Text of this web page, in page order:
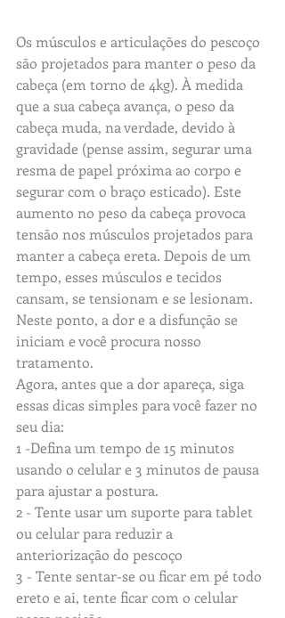
Os músculos e articulações do pescoço
são projetados para manter o peso da
cabeça (em torno de 4kg). À medida
que a sua cabeça avança, o peso da
cabeça muda, na verdade, devido à
gravidade (pense assim, segurar uma
resma de papel próxima ao corpo e
segurar com o braço esticado). Este
aumento no peso da cabeça provoca
tensão nos músculos projetados para
manter a cabeça ereta. Depois de um
tempo, esses músculos e tecidos
cansam, se tensionam e se lesionam.
Neste ponto, a dor e a disfunção se
iniciam e você procura nosso
tratamento.
Agora, antes que a dor apareça, siga
essas dicas simples para você fazer no
seu dia:
1 -Defina um tempo de 15 minutos
usando o celular e 3 minutos de pausa
para ajustar a postura.
2 - Tente usar um suporte para tablet
ou celular para reduzir a
anteriorização do pescoço
3 - Tente sentar-se ou ficar em pé todo
ereto e ai, tente ficar com o celular